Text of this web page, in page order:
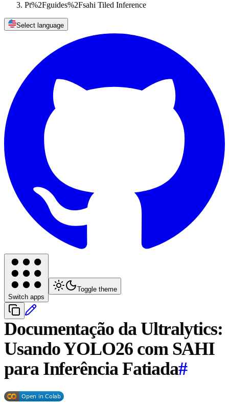
Pt%2Fguides%2Fsahi Tiled Inference
Select language
Switch apps
Toggle theme
Documentação da Ultralytics:
Usando YOLO26 com SAHI
para Inferência Fatiada#